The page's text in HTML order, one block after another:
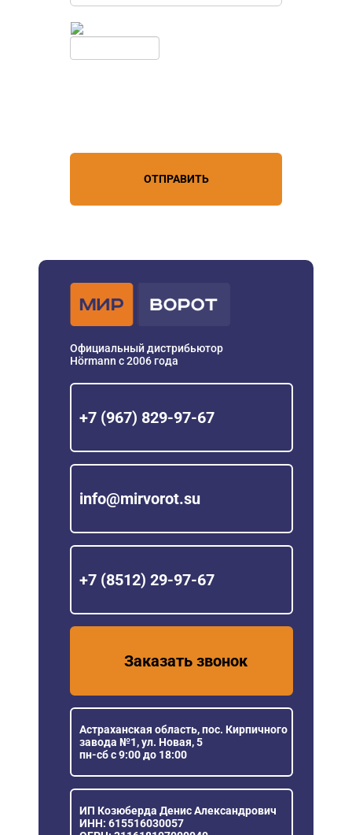
ОТПРАВИТЬ
Официальный дистрибьютор
Hörmann с 2006 года
+7 (967) 829-97-67
info@mirvorot.su
+7 (8512) 29-97-67
Заказать звонок
Астраханская область, пос. Кирпичного
завода №1, ул. Новая, 5
пн-сб с 9:00 до 18:00
ИП Козюберда Денис Александрович
ИНН: 615516030057